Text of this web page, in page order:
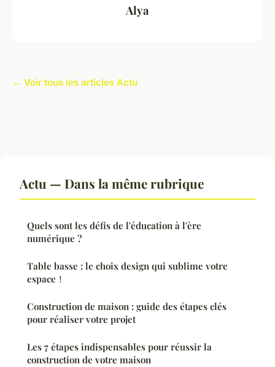
Alya
← Voir tous les articles Actu
Actu — Dans la même rubrique
Quels sont les défis de l'éducation à l'ère
numérique ?
Table basse : le choix design qui sublime votre
espace！
Construction de maison : guide des étapes clés
pour réaliser votre projet
Les 7 étapes indispensables pour réussir la
construction de votre maison